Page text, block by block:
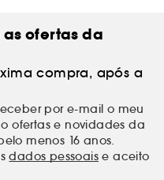
assinatura de
amada.
ofertas da
compra, após a
por e-mail o meu
ofertas e novidades da
menos 16 anos.
dados pessoais e aceito